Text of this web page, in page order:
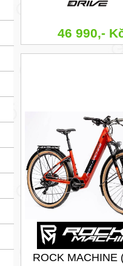
46 990,-
ROCK MACHINE